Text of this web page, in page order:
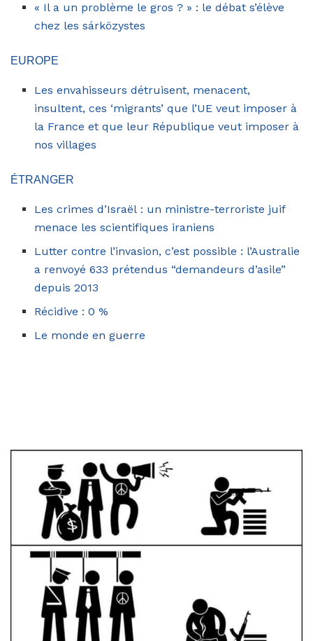
« Il a un problème le gros ? » : le débat s’élève
chez les sárközystes
EUROPE
Les envahisseurs détruisent, menacent,
insultent, ces ‘migrants’ que l’UE veut imposer à
la France et que leur République veut imposer à
nos villages
ÉTRANGER
Les crimes d’Israël : un ministre-terroriste juif
menace les scientifiques iraniens
Lutter contre l’invasion, c’est possible : l’Australie
a renvoyé 633 prétendus “demandeurs d’asile”
depuis 2013
Récidive : 0 %
Le monde en guerre